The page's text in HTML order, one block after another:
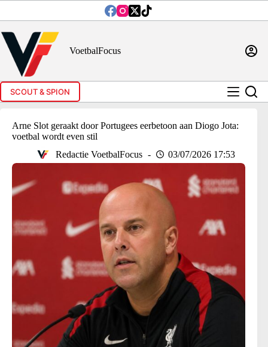
inhoud
VoetbalFocus
SCOUT & SPION
Arne Slot geraakt door Portugees eerbetoon aan Diogo Jota:
voetbal wordt even stil
Redactie VoetbalFocus
03/07/2026 17:53